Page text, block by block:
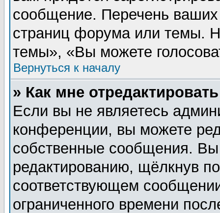
сообщение. Перечень ваших
страниц форума или темы.
темы», «Вы можете
Вернуться к началу
» Как мне
Если вы не являетесь
конференции, вы можете
собственные сообщения.
редактированию, щёлкнув
соответствующем
ограниченного времени